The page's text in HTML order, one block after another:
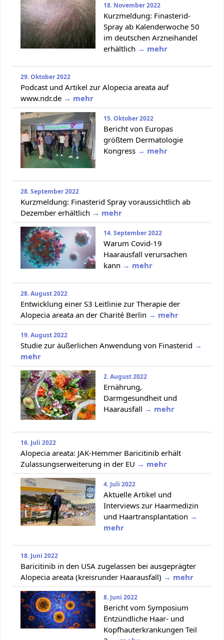
18. November 2022
Kurzmeldung: Finasterid-
Spray ab Kalenderwoche 50
im deutschen Arzneihandel
erhältlich → mehr
29. Oktober 2022
Podcast und Artikel zur Alopecia areata auf
www.ndr.de → mehr
15. Oktober 2022
Bericht von Europas
größtem Dermatologie
Kongress → mehr
28. September 2022
Kurzmeldung: Finasterid Spray voraussichtlich ab
Dezember erhältlich → mehr
14. September 2022
Warum Covid-19
Haarausfall verursachen
kann → mehr
28. August 2022
Entwicklung einer S3 Leitlinie zur Therapie der
Alopecia areata an der Charité Berlin → mehr
19. August 2022
Studie zur äußerlichen Anwendung von Finasterid →
mehr
2. August 2022
Ernährung,
Darmgesundheit und
Haarausfall → mehr
16. Juli 2022
Alopecia areata: JAK-Hemmer Baricitinib erhält
Zulassungserweiterung in der EU → mehr
4. Juli 2022
Aktuelle Artikel und
Interviews zur Haarmedizin
und Haartransplantation →
mehr
18. Juni 2022
Baricitinib in den USA zugelassen bei ausgeprägter
Alopecia areata (kreisrunder Haarausfall) → mehr
8. Juni 2022
Bericht vom Symposium
Entzündliche Haar- und
Kopfhauterkrankungen Teil